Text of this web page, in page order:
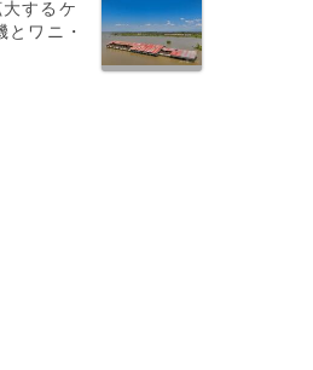
するケ
とワニ・